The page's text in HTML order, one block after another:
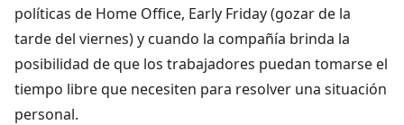
políticas de Home Office, Early Friday (gozar de la
tarde del viernes) y cuando la compañía brinda la
posibilidad de que los trabajadores puedan tomarse el
tiempo libre que necesiten para resolver una situación
personal.